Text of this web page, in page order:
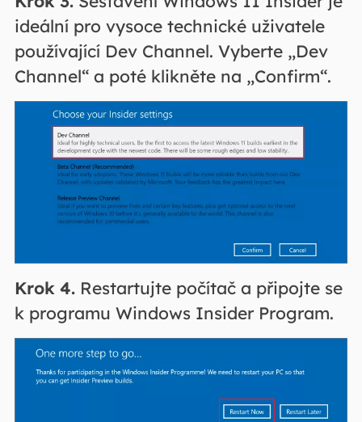
ideální pro vysoce technické uživatele
používající Dev Channel. Vyberte „Dev
Channel“ a poté klikněte na „Confirm“.
Krok 4.Restartujte počítač a připojte se
k programu Windows Insider Program.